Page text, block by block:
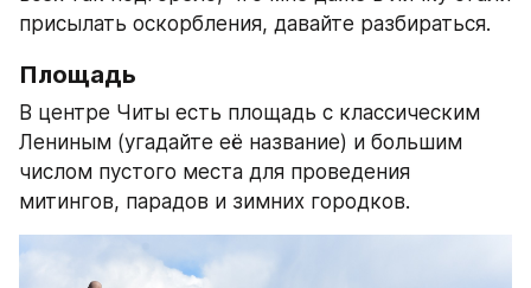
присылать оскорбления, давайте разбираться.
Площадь
В центре Читы есть площадь с классическим
Лениным (угадайте её название) и большим
числом пустого места для проведения
митингов, парадов и зимних городков.